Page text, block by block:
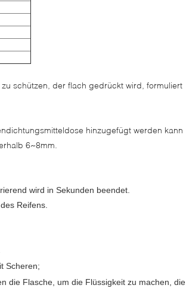
schützen, der flach gedrückt wird, formuliert
hinzugefügt werden kann
6~8mm.
wird in Sekunden beendet.
Reifens.
Scheren;
die Flasche, um die Flüssigkeit zu machen, die